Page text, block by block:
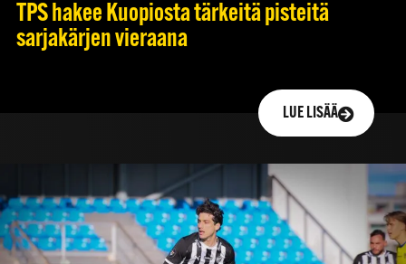
TPS hakee Kuopiosta tärkeitä pisteitä
sarjakärjen vieraana
LUE LISÄÄ